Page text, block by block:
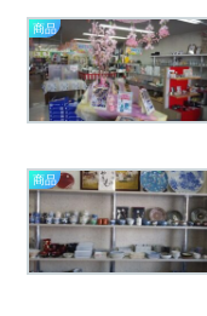
商品
商品